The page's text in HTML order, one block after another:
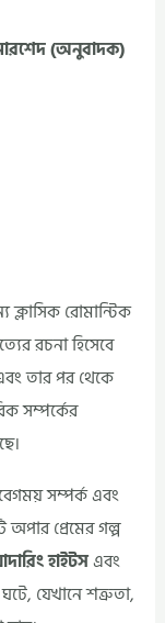
(অনুবাদক)
রোমান্টিক
রচনা হিসেবে
তার পর থেকে
সম্পর্কের
সম্পর্ক এবং
অপার প্রেমের গল্প
হাইটসএবং
যেখানে শত্রুতা,